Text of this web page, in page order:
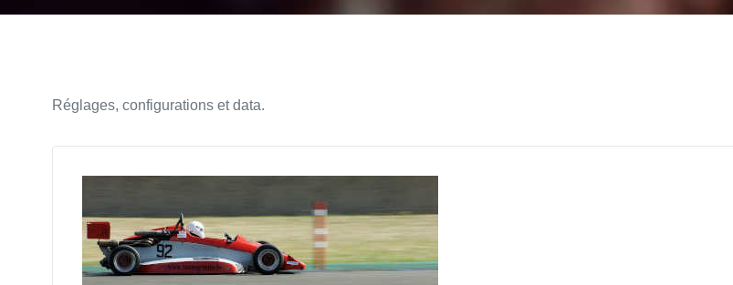
Réglages, configurations et data.